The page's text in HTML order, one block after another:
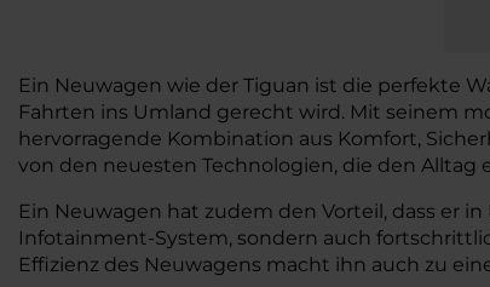
Ein Neuwagen wie der Tiguan ist die perfekte
Fahrten ins Umland gerecht wird. Mit seinem
hervorragende Kombination aus Komfort,
von den neuesten Technologien, die den Alltag
Ein Neuwagen hat zudem den Vorteil, dass er
Infotainment-System, sondern auch
Effizienz des Neuwagens macht ihn auch zu